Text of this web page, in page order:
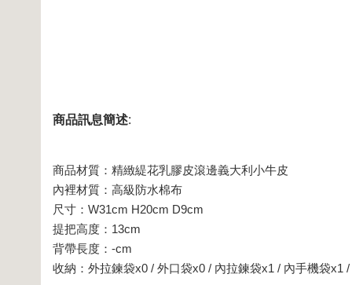
商品訊息簡述:
商品材質：精緻緹花乳膠皮滾邊義大利小牛皮
內裡材質：高級防水棉布
尺寸：W31cm H20cm D9cm
提把高度：13cm
背帶長度：-cm
收納：外拉鍊袋x0 / 外口袋x0 / 內拉鍊袋x1 / 內手機袋x1